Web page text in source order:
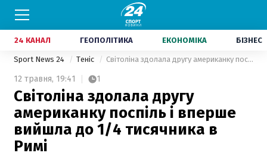
24 КАНАЛ ГЕОПОЛІТИКА ЕКОНОМІКА БІЗНЕС
Sport News 24 Теніс Світоліна здолала другу американку поспіль і вперше вийшла до 1/4 тисячника в Римі
12 травня, 19:41 1
Світоліна здолала другу
американку поспіль і вперше
вийшла до 1/4 тисячника в
Римі